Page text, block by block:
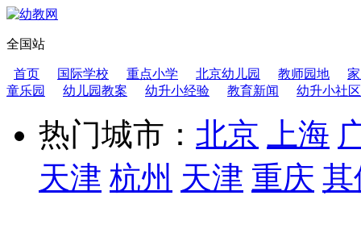
全国站
首页 国际学校 重点小学 北京幼儿园 教师园地
童乐园
幼儿园教案 幼升小经验 教育新闻 幼升小社区
热门城市： 北京 上海
天津 杭州 天津 重庆 其